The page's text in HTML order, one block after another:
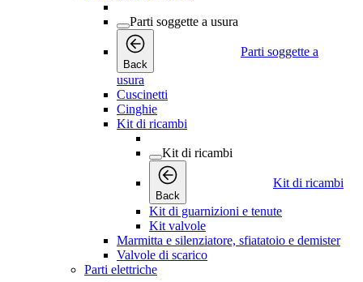
Parti soggette a usura
Back
Parti soggette a
usura
Cuscinetti
Cinghie
Kit di ricambi
Kit di ricambi
Back
Kit di ricambi
Kit di guarnizioni e tenute
Kit valvole
Marmitta e silenziatore, sfiatatoio e demister
Valvole di scarico
Parti elettriche